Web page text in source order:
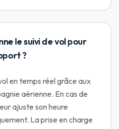
le suivi de vol pour
?
en temps réel grâce aux
aérienne. En cas de
ajuste son heure
La prise en charge